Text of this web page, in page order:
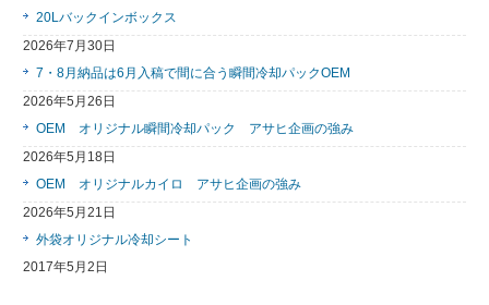
20Lバックインボックス
2026年7月30日
7・8月納品は6月入稿で間に合う瞬間冷却パックOEM
2026年5月26日
OEM オリジナル瞬間冷却パック アサヒ企画の強み
2026年5月18日
OEM オリジナルカイロ アサヒ企画の強み
2026年5月21日
外袋オリジナル冷却シート
2017年5月2日